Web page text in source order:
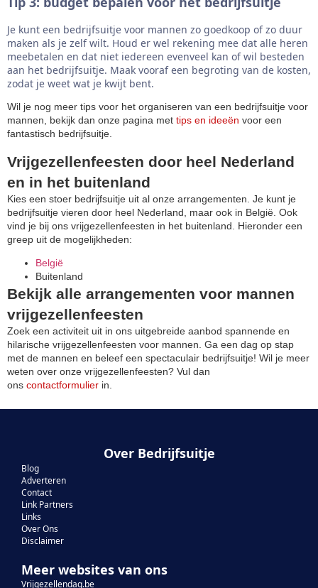
Je kunt een bedrijfsuitje voor mannen zo goedkoop of zo duur
maken als je zelf wilt. Houd er wel rekening mee dat alle heren
meebetalen en dat niet iedereen evenveel kan of wil besteden
aan het bedrijfsuitje. Maak vooraf een begroting van de kosten,
zodat je weet wat je kwijt bent.
Wil je nog meer tips voor het organiseren van een bedrijfsuitje voor
mannen, bekijk dan onze pagina met tips en ideeën voor een
fantastisch bedrijfsuitje.
Vrijgezellenfeesten door heel Nederland
en in het buitenland
Kies een stoer bedrijfsuitje uit al onze arrangementen. Je kunt je
bedrijfsuitje vieren door heel Nederland, maar ook in België. Ook
vind je bij ons vrijgezellenfeesten in het buitenland. Hieronder een
greep uit de mogelijkheden:
België
Buitenland
Bekijk alle arrangementen voor mannen
vrijgezellenfeesten
Zoek een activiteit uit in ons uitgebreide aanbod spannende en
hilarische vrijgezellenfeesten voor mannen. Ga een dag op stap
met de mannen en beleef een spectaculair bedrijfsuitje! Wil je meer
weten over onze vrijgezellenfeesten? Vul dan
ons contactformulier in.
Over Bedrijfsuitje
Blog
Adverteren
Contact
Link Partners
Links
Over Ons
Disclaimer
Meer websites van ons
Vrijgezellendag.be